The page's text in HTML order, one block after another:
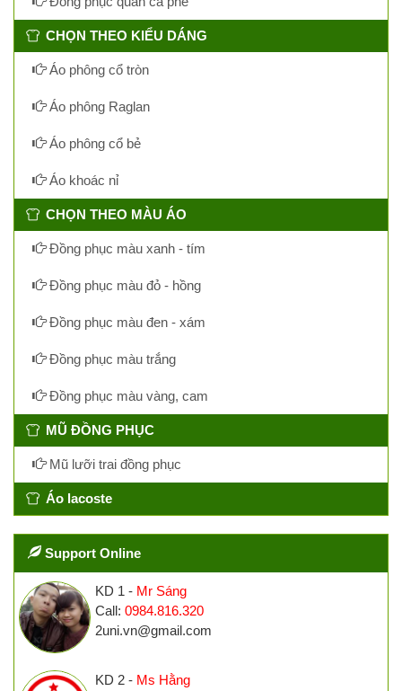
CHỌN THEO KIỂU DÁNG
Áo phông cổ tròn
Áo phông Raglan
Áo phông cổ bẻ
Áo khoác nỉ
CHỌN THEO MÀU ÁO
Đồng phục màu xanh - tím
Đồng phục màu đỏ - hồng
Đồng phục màu đen - xám
Đồng phục màu trắng
Đồng phục màu vàng, cam
MŨ ĐỒNG PHỤC
Mũ lưỡi trai đồng phục
Áo lacoste
Support Online
KD 1 - Mr Sáng
Call: 0984.816.320
2uni.vn@gmail.com
KD 2 - Ms Hằng